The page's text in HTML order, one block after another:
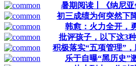
暑期阅读丨《纳尼
初三成绩为何突然下
韩愈：火力全开，
批评孩子，以下这3
积极落实“五项管理”
乐于自曝“黑历史”